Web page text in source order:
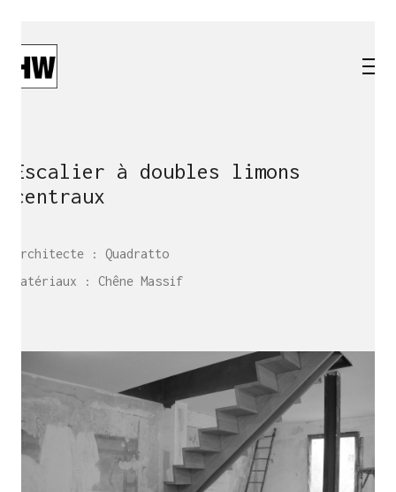
Escalier à doubles limons
centraux
Architecte : Quadratto
Matériaux : Chêne Massif